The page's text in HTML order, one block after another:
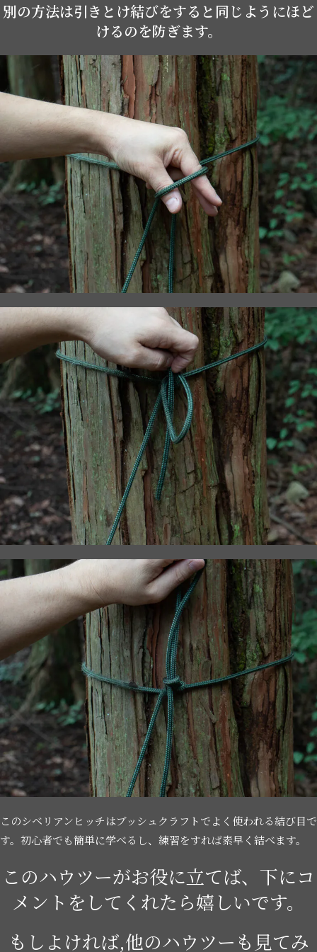
別の方法は引きとけ結びをすると同じようにほど
けるのを防ぎます。
このシベリアンヒッチはブッシュクラフトでよく使われる結び目で
す。初心者でも簡単に学べるし、練習をすれば素早く結べます。
このハウツーがお役に立てば、下にコ
メントをしてくれたら嬉しいです。
もしよければ,他のハウツーも見てみ